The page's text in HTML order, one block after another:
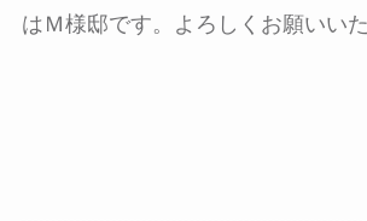
はＭ様邸です。よろしくお願いい